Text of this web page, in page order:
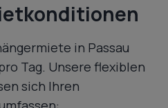
in Passau
Tag. Unsere flexiblen
sich Ihren